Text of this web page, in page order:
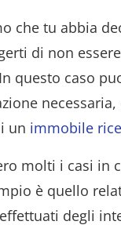
che tu abbia
di non
questo caso
un immobile
molti i casi in
è quello
degli